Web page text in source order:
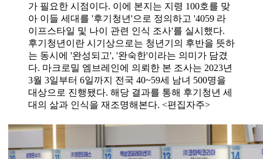
가 필요한 시점이다. 이에 본지는 지령 100호를 맞
아 이들 세대를 '후기청년'으로 정의하고 '4059 라
이프스타일 및 나이 관련 인식 조사'를 실시했다.
후기청년이란 시기상으로는 청년기의 후반을 뜻하
는 동시에 '완성되고', '완숙한'이라는 의미가 담겼
다. 마크로밀 엠브레인에 의뢰한 본 조사는 2023년
3월 3일부터 6일까지 전국 40~59세 남녀 500명을
대상으로 진행됐다. 해당 결과를 통해 후기청년 세
대의 삶과 인식을 재조명해본다. <편집자주>